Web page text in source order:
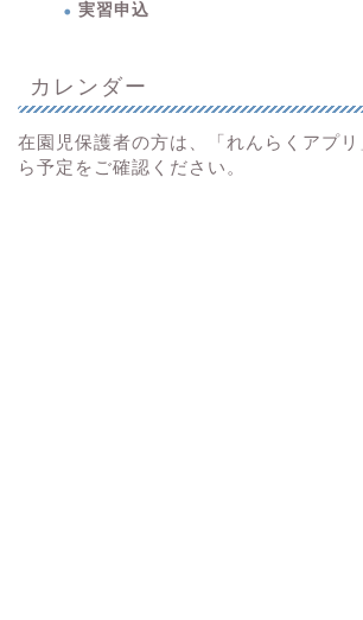
実習申込
カレンダー
在園児保護者の方は、「れんらくアプ
ら予定をご確認ください。